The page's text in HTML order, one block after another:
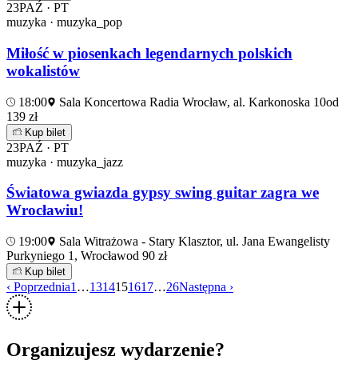
23PAŹ · PT
muzyka · muzyka_pop
Miłość w piosenkach legendarnych polskich
wokalistów
18:00 Sala Koncertowa Radia Wrocław, al. Karkonoska 10od
139 zł
Kup bilet
23PAŹ · PT
muzyka · muzyka_jazz
Światowa gwiazda gypsy swing guitar zagra we
Wrocławiu!
19:00
Sala Witrażowa - Stary Klasztor, ul. Jana Ewangelisty
Purkyniego 1, Wrocławod 90 zł
Kup bilet
‹ Poprzednia1 …1314151617…26Następna ›
Organizujesz wydarzenie?